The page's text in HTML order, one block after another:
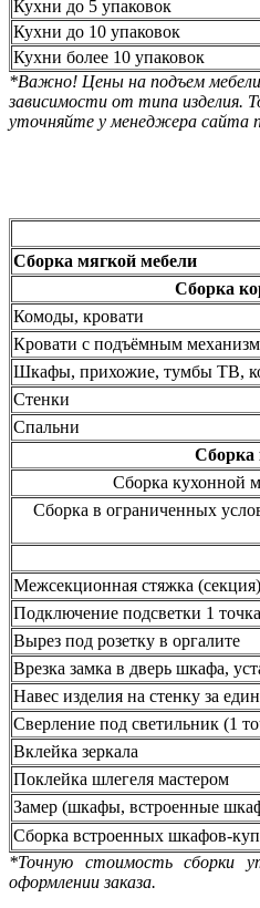
Кухни до 5 упаковок
Кухни до 10 упаковок
Кухни более 10 упаковок
*Важно! Цены на подъем
зависимости от типа изделия.
уточняйте у менеджера сайта
Сборка мягкой мебели
Сборка
Комоды, кровати
Кровати с подъёмным
Шкафы, прихожие, тумбы ТВ,
Стенки
Спальни
Сборка
Сборка кухонной
Сборка в ограниченных
Межсекционная стяжка (секция)
Подключение подсветки 1
Вырез под розетку в оргалите
Врезка замка в дверь шкафа,
Навес изделия на стенку за
Сверление под светильник (1
Вклейка зеркала
Поклейка шлегеля мастером
Замер (шкафы, встроенные
Сборка встроенных шкафов-
*Точную стоимость сборки
оформлении заказа.